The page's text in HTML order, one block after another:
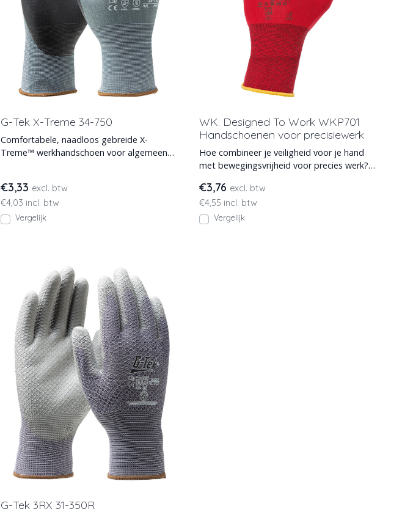
G-Tek X-Treme 34-750
Comfortabele, naadloos gebreide X-
Treme™ werkhandschoen voor algemeen
€3,33 excl. btw
€4,03 incl. btw
Vergelijk
WK. Designed To Work WKP701
Handschoenen voor precisiewerk
Hoe combineer je veiligheid voor je hand
met bewegingsvrijheid voor precies werk?
€3,76 excl. btw
€4,55 incl. btw
Vergelijk
G-Tek 3RX 31-350R